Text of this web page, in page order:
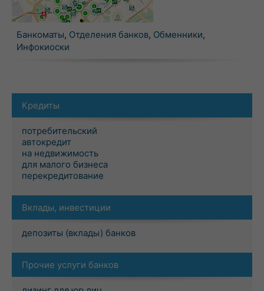
Банкоматы, Отделения банков, Обменники,
Инфокиоски
Кредиты
потребительский
автокредит
на недвижимость
для малого бизнеса
перекредитование
Вклады, инвестиции
депозиты (вклады) банков
Прочие услуги банков